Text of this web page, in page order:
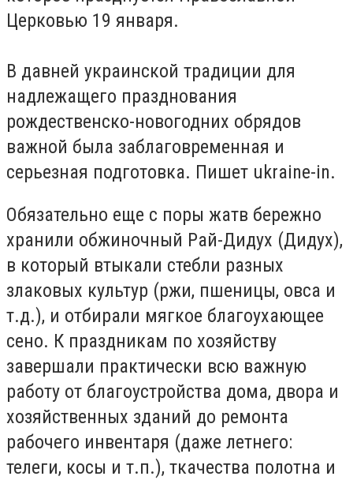
Церковью 19 января.
В давней украинской традиции для
надлежащего празднования
рождественско-новогодних обрядов
важной была заблаговременная и
серьезная подготовка. Пишет ukraine-in.
Обязательно еще с поры жатв бережно
хранили обжиночный Рай-Дидух (Дидух),
в который втыкали стебли разных
злаковых культур (ржи, пшеницы, овса и
т.д.), и отбирали мягкое благоухающее
сено. К праздникам по хозяйству
завершали практически всю важную
работу от благоустройства дома, двора и
хозяйственных зданий до ремонта
рабочего инвентаря (даже летнего:
телеги, косы и т.п.), ткачества полотна и